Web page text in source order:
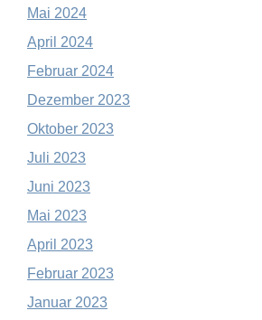
Mai 2024
April 2024
Februar 2024
Dezember 2023
Oktober 2023
Juli 2023
Juni 2023
Mai 2023
April 2023
Februar 2023
Januar 2023